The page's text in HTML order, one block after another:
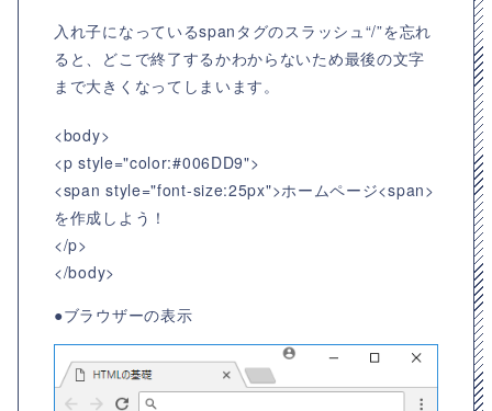
入れ子になっているspanタグのスラッシュ“/”を忘れ
ると、どこで終了するかわからないため最後の文字
まで大きくなってしまいます。
<body>
<p style="color:#006DD9">
<span style="font-size:25px">ホームページ<span>
を作成しよう！
</p>
</body>
●ブラウザーの表示